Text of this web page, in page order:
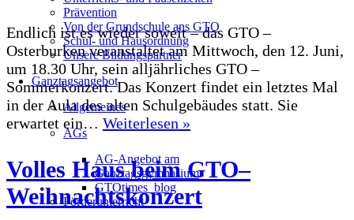
Prävention
Von der Grundschule ans GTO
Schul- und Hausordnung
Unsere Bildungspartner
Ganztagsangebot
Allgemeines
AGs
AG-Angebot am
Ganztagsgymnasium
GTOtimes_blog
Förderunterricht
Endlich ist es wieder soweit – das GTO –
Osterburken veranstaltet am Mittwoch, den 12. Juni,
um 18.30 Uhr, sein alljährliches GTO –
Sommerkonzert. Das Konzert findet ein letztes Mal
in der Aula des alten Schulgebäudes statt. Sie
erwartet ein… Weiterlesen »
Ganztagsgymnasium
Osterburken
Volles Haus beim GTO–
Weihnachtskonzert